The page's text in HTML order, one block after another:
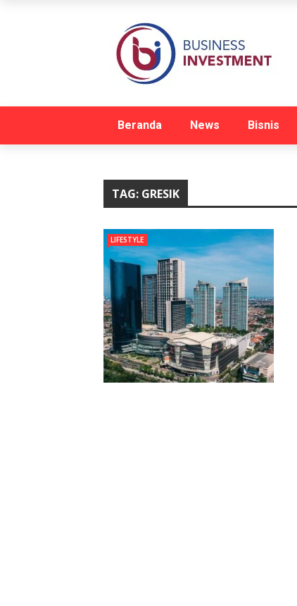
Beranda News Bisnis
TAG: GRESIK
LIFESTYLE